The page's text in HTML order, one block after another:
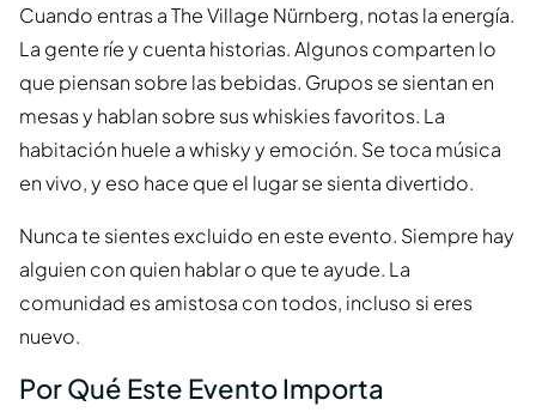
Cuando entras a The Village Nürnberg, notas la energía.
La gente ríe y cuenta historias. Algunos comparten lo
que piensan sobre las bebidas. Grupos se sientan en
mesas y hablan sobre sus whiskies favoritos. La
habitación huele a whisky y emoción. Se toca música
en vivo, y eso hace que el lugar se sienta divertido.
Nunca te sientes excluido en este evento. Siempre hay
alguien con quien hablar o que te ayude. La
comunidad es amistosa con todos, incluso si eres
nuevo.
Por Qué Este Evento Importa